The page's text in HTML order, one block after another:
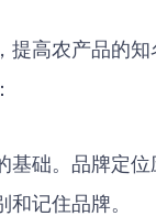
高农产品的
础。品牌定
记住品牌。